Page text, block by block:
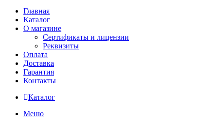
Главная
Каталог
О магазине
Сертификаты и лицензии
Реквизиты
Оплата
Доставка
Гарантия
Контакты
Каталог
Меню